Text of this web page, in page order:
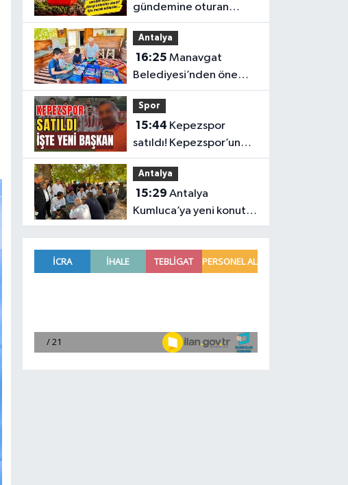
gündemine oturan
Antalya teleferiğinin
son durumu belli oldu
Antalya
16:25
Belediyesi’nden önemli
eğitim
Spor
15:44
satıldı! Kepezspor’un
yeni başkanı kim? İşte
yeni başkan
Antalya
15:29
Kumluca’ya yeni konut
müjdesi